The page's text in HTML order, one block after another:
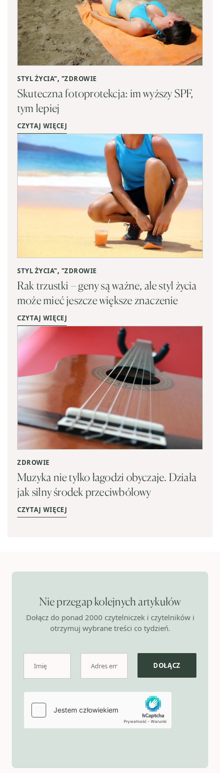
STYL ŻYCIA", "ZDROWIE
Skuteczna fotoprotekcja: im wyższy SPF,
tym lepiej
CZYTAJ WIĘCEJ
STYL ŻYCIA", "ZDROWIE
Rak trzustki – geny są ważne, ale styl życia
może mieć jeszcze większe znaczenie
CZYTAJ WIĘCEJ
ZDROWIE
Muzyka nie tylko łagodzi obyczaje. Działa
jak silny środek przeciwbólowy
CZYTAJ WIĘCEJ
Nie przegap kolejnych artykułów
Dołącz do ponad 2000 czytelniczek i czytelników i
otrzymuj wybrane treści co tydzień.